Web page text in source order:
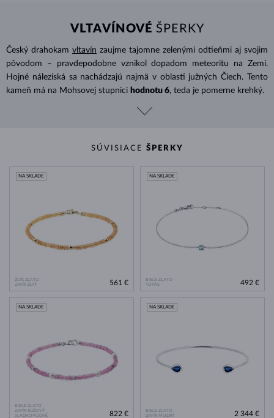
VLTAVÍNOVÉ ŠPERKY
Český drahokam vltavín zaujme tajomne zelenými odtieňmi aj svojim
pôvodom – pravdepodobne vznikol dopadom meteoritu na Zemi.
Hojné náleziská sa nachádzajú najmä v oblasti južných Čiech. Tento
kameň má na Mohsovej stupnici hodnotu 6, teda je pomerne krehký.
SÚVISIACE ŠPERKY
ŽLTÉ ZLATO
ZAFÍR ŽLTÝ
NA SKLADE
561 €
BIELE ZLATO
TOPÁS
NA SKLADE
492 €
BIELE ZLATO
ZAFÍR RUŽOVÝ
SLADKOVODNÉ
NA SKLADE
822 €
BIELE ZLATO
ZAFÍR MODRÝ
NA SKLADE
2 344 €